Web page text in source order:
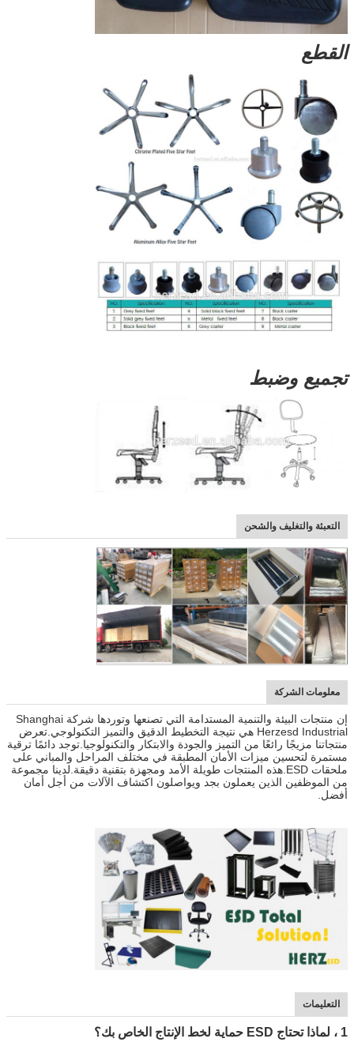
القطع
تجميع وضبط
التعبئة والتغليف والشحن
معلومات الشركة
إن منتجات البيئة والتنمية المستدامة التي تصنعها وتوردها شركة Shanghai
Herzesd Industrial هي نتيجة التخطيط الدقيق والتميز التكنولوجي.تعرض
منتجاتنا مزيجًا رائعًا من التميز والجودة والابتكار والتكنولوجيا.توجد دائمًا ترقية
مستمرة لتحسين ميزات الأمان المطبقة في مختلف المراحل والمباني على
ملحقات ESD.هذه المنتجات طويلة الأمد ومجهزة بتقنية دقيقة.لدينا مجموعة
من الموظفين الذين يعملون بجد ويواصلون اكتشاف الآلات من أجل أمان
أفضل.
التعليمات
1 ، لماذا تحتاج ESD حماية لخط الإنتاج الخاص بك؟